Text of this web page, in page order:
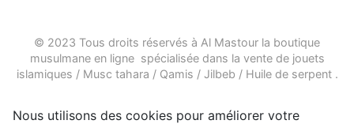
© 2023 Tous droits réservés à Al Mastour la boutique
musulmane en lignespécialisée dans la vente de jouets
islamiques / Musc tahara / Qamis / Jilbeb / Huile de serpent.
Nous utilisons des cookies pour améliorer votre